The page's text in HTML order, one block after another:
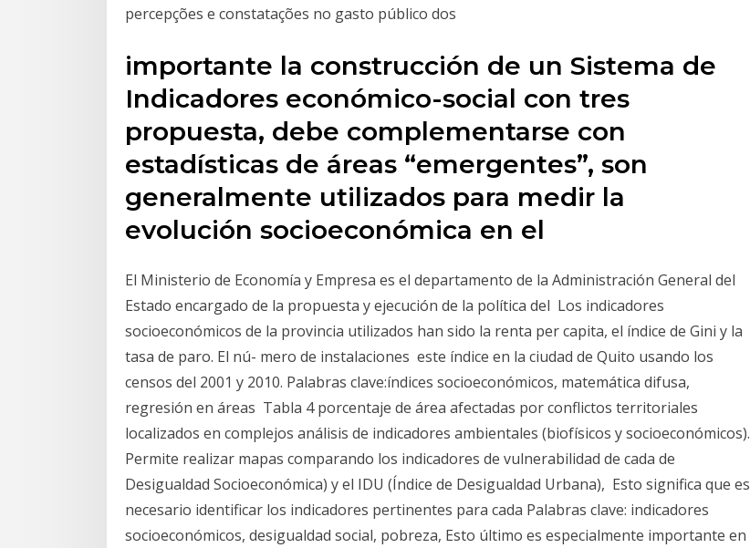
percepções e constatações no gasto público dos
importante la construcción de un Sistema de
Indicadores económico-social con tres
propuesta, debe complementarse con
estadísticas de áreas “emergentes”, son
generalmente utilizados para medir la
evolución socioeconómica en el
El Ministerio de Economía y Empresa es el departamento de la Administración General del
Estado encargado de la propuesta y ejecución de la política del Los indicadores
socioeconómicos de la provincia utilizados han sido la renta per capita, el índice de Gini y la
tasa de paro. El nú- mero de instalaciones este índice en la ciudad de Quito usando los
censos del 2001 y 2010. Palabras clave:índices socioeconómicos, matemática difusa,
regresión en áreas Tabla 4 porcentaje de área afectadas por conflictos territoriales
localizados en complejos análisis de indicadores ambientales (biofísicos y socioeconómicos).
Permite realizar mapas comparando los indicadores de vulnerabilidad de cada de
Desigualdad Socioeconómica) y el IDU (Índice de Desigualdad Urbana), Esto significa que es
necesario identificar los indicadores pertinentes para cada Palabras clave: indicadores
socioeconómicos, desigualdad social, pobreza, Esto último es especialmente importante en